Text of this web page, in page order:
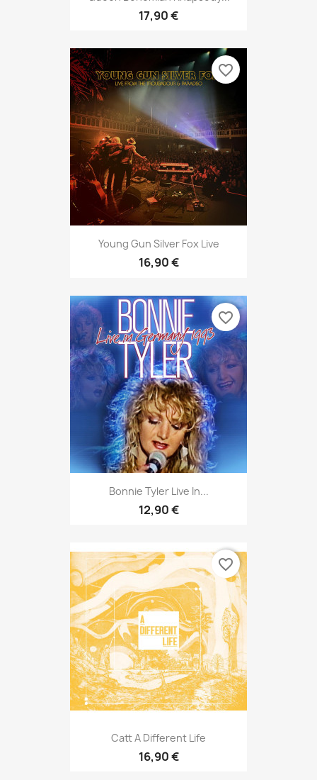
17,90 €
Young Gun Silver Fox Live
16,90 €
favorite_border
Bonnie Tyler Live In...
12,90 €
favorite_border
Catt A Different Life
16,90 €
favorite_border